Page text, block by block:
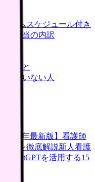
イムスケジュール付き
と手当の内訳
格
なこと
いていない人
点
年最新版】 看護師
報を徹底解説新人看護
がChatGPTを活用する15